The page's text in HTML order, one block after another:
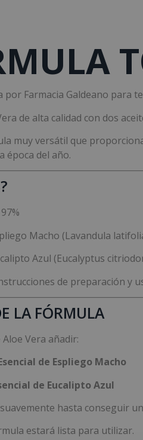
Farmacia Galdeano para
de alta calidad con dos
muy versátil que
época del año.
Macho (Lavandula
Azul (Eucalyptus
de preparación y
LA FÓRMULA
Vera añadir:
de Espliego Macho
de Eucalipto Azul
hasta conseguir
estará lista para utilizar.